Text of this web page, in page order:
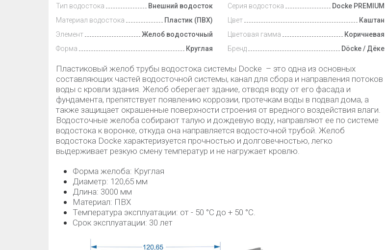
Тип водостока
Внешний водосток
Материал водостока
Пластик (ПВХ)
Элемент
Желоб водосточный
Форма
Круглая
Серия водостока
Docke PREMIUM
Цвет
Каштан
Цветовая гамма
Коричневая
Бренд
Döcke / Дёке
Пластиковый желоб трубы водостока системы Docke – это одна из основных
составляющих частей водосточной системы, канал для сбора и направления потоков
воды с кровли здания. Желоб оберегает здание, отводя воду от его фасада и
фундамента, препятствует появлению коррозии, протечкам воды в подвал дома, а
также защищает окрашенные поверхности строения от вредного воздействия влаги.
Водосточные желоба собирают талую и дождевую воду, направляют ее по системе
водостока к воронке, откуда она направляется водосточной трубой. Желоб
водостока Docke характеризуется прочностью и долговечностью, легко
выдерживает резкую смену температур и не нагружает кровлю.
Форма желоба: Круглая
Диаметр: 120,65 мм
Длина: 3000 мм
Материал: ПВХ
Температура эксплуатации: от - 50 °C до + 50 °C.
Срок эксплуатации: 30 лет